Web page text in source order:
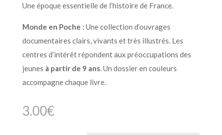
Une époque essentielle de l’histoire de France.
Monde en Poche : Une collection d’ouvrages
documentaires clairs, vivants et très illustrés. Les
centres d’intérêt répondent aux préoccupations des
jeunes à partir de 9 ans. Un dossier en couleurs
accompagne chaque livre.
3.00€